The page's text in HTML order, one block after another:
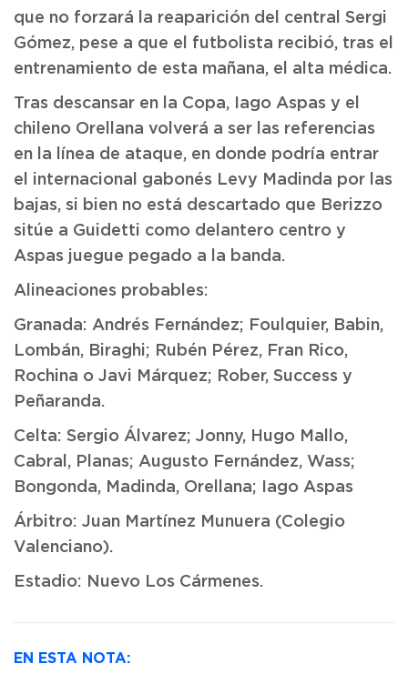
que no forzará la reaparición del central Sergi
Gómez, pese a que el futbolista recibió, tras el
entrenamiento de esta mañana, el alta médica.
Tras descansar en la Copa, Iago Aspas y el
chileno Orellana volverá a ser las referencias
en la línea de ataque, en donde podría entrar
el internacional gabonés Levy Madinda por las
bajas, si bien no está descartado que Berizzo
sitúe a Guidetti como delantero centro y
Aspas juegue pegado a la banda.
Alineaciones probables:
Granada: Andrés Fernández; Foulquier, Babin,
Lombán, Biraghi; Rubén Pérez, Fran Rico,
Rochina o Javi Márquez; Rober, Success y
Peñaranda.
Celta: Sergio Álvarez; Jonny, Hugo Mallo,
Cabral, Planas; Augusto Fernández, Wass;
Bongonda, Madinda, Orellana; Iago Aspas
Árbitro: Juan Martínez Munuera (Colegio
Valenciano).
Estadio: Nuevo Los Cármenes.
EN ESTA NOTA: